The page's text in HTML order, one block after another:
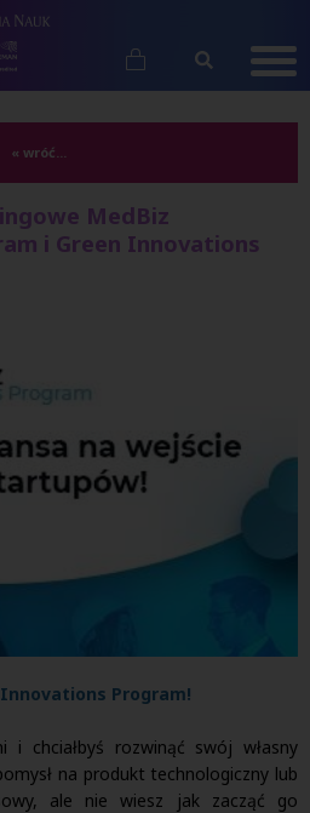
« wróć...
MedBiz
i Green Innovations
Program!
i chciałbyś rozwinąć swój własny
na produkt technologiczny lub
ale nie wiesz jak zacząć go